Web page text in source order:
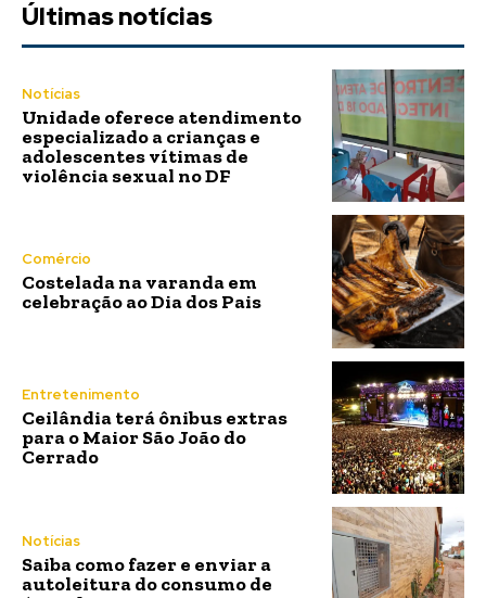
Últimas notícias
Notícias
Unidade oferece atendimento
especializado a crianças e
adolescentes vítimas de
violência sexual no DF
Comércio
Costelada na varanda em
celebração ao Dia dos Pais
Entretenimento
Ceilândia terá ônibus extras
para o Maior São João do
Cerrado
Notícias
Saiba como fazer e enviar a
autoleitura do consumo de